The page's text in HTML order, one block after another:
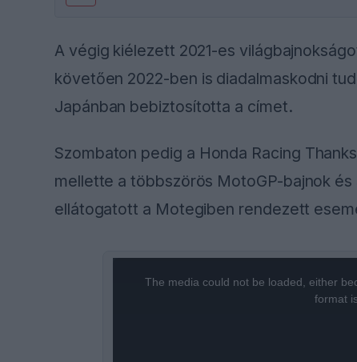
A végig kiélezett 2021-es
követően 2022-ben is diadalmaskodni
Japánban bebiztosította a címet.
Szombaton pedig a Honda Racing
mellette a többszörös MotoGP-bajnok
ellátogatott a Motegiben rendezett
The media could not be loaded, either
format